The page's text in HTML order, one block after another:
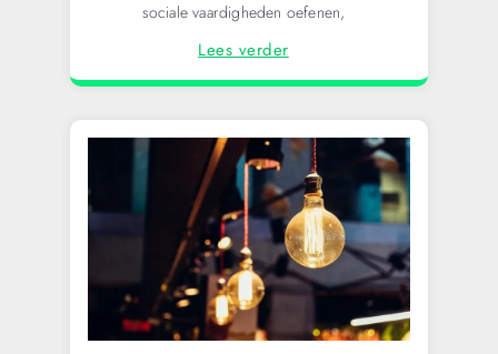
sociale vaardigheden oefenen,
Lees verder